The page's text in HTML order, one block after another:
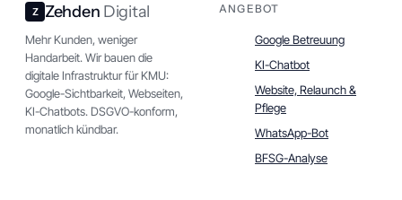
Zehden Digital
Mehr Kunden, weniger
Handarbeit. Wir bauen die
digitale Infrastruktur für KMU:
Google-Sichtbarkeit, Webseiten,
KI-Chatbots. DSGVO-konform,
monatlich kündbar.
ANGEBOT
Google Betreuung
KI-Chatbot
Website, Relaunch &
Pflege
WhatsApp-Bot
BFSG-Analyse